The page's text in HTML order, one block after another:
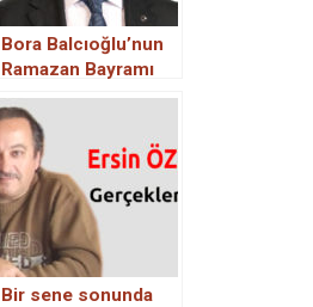
Bora Balcıoğlu’nun
Ramazan Bayramı
Mesajı
Bir sene sonunda